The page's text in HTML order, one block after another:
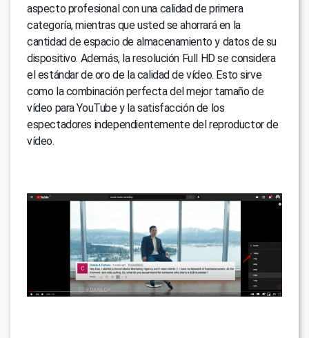
aspecto profesional con una calidad de primera
categoría, mientras que usted se ahorrará en la
cantidad de espacio de almacenamiento y datos de su
dispositivo. Además, la resolución Full HD se considera
el estándar de oro de la calidad de vídeo. Esto sirve
como la combinación perfecta del mejor tamaño de
vídeo para YouTube y la satisfacción de los
espectadores independientemente del reproductor de
vídeo.